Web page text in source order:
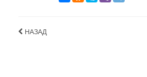
НАЗАД